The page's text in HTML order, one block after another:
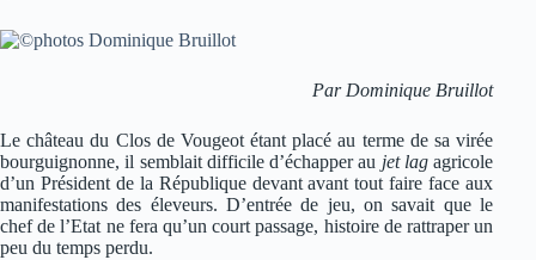
Par Dominique Bruillot
Le château du Clos de Vougeot étant placé au terme de sa virée
bourguignonne, il semblait difficile d’échapper au jet lagagricole
d’un Président de la République devant avant tout faire face aux
manifestations des éleveurs. D’entrée de jeu, on savait que le
chef de l’Etat ne fera qu’un court passage, histoire de rattraper un
peu du temps perdu.